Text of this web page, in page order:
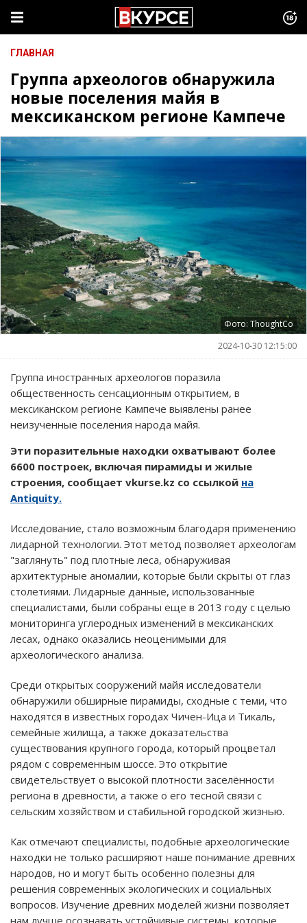
ГЛАВНАЯ
Группа археологов обнаружила
новые поселения майя в
мексиканском регионе Кампече
Фото: ThoughtCo
2024-10-30 12:15:00
Группа иностранных археологов поразила
общественность сенсационным открытием, в
мексиканском регионе Кампече выявлены ранее
неизученные поселения народа майя.
Эти поразительные находки охватывают более
6600 построек, включая пирамиды и жилые
строения, сообщает vkurse.kz со ссылкой на
Antiquity.
Исследование, стало возможным благодаря применению
лидарной технологии. Этот метод позволяет археологам
"заглянуть" под плотные леса, обнаруживая
архитектурные аномалии, которые были скрыты от глаз
столетиями. Лидарные данные, использованные
специалистами, были собраны еще в 2013 году с целью
мониторинга углеродных изменений в мексиканских
лесах, однако оказались неоценимыми для
археологического анализа.
Среди открытых сооружений майя исследователи
обнаружили обширные пирамиды, сходные с теми, что
находятся в известных городах Чичен-Ица и Тикаль,
семейные жилища, а также доказательства
существования крупного города, который процветал
рядом с современным шоссе. Это открытие
свидетельствует о высокой плотности заселённости
региона в древности, а также о его тесной связи с
сельским хозяйством и стабильной городской жизнью.
Как отмечают специалисты, подобные археологические
находки не только расширяют наше понимание древних
народов, но и могут быть особенно полезны для
решения современных экологических и социальных
вопросов. Изучение древних моделей жизни позволяет
нам лучше осознавать устойчивые системы, которые